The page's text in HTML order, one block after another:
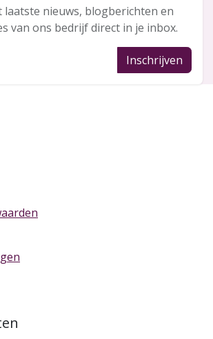
laatste nieuws, blogberichten en
van ons bedrijf direct in je inbox.
Inschrijven